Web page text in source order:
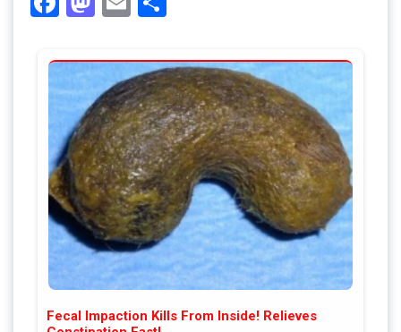
Fecal Impaction Kills From Inside! Relieves